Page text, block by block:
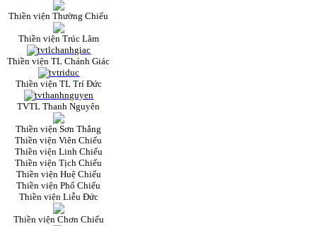
Thiền viện Thường Chiếu
Thiền viện Trúc Lâm
Thiền viện TL Chánh Giác
Thiền viện TL Trí Đức
TVTL Thanh Nguyên
Thiền viện Sơn Thắng
Thiền viện Viên Chiếu
Thiền viện Linh Chiếu
Thiền viện Tịch Chiếu
Thiền viện Huệ Chiếu
Thiền viện Phổ Chiếu
Thiền viện Liễu Đức
Thiền viện Chơn Chiếu